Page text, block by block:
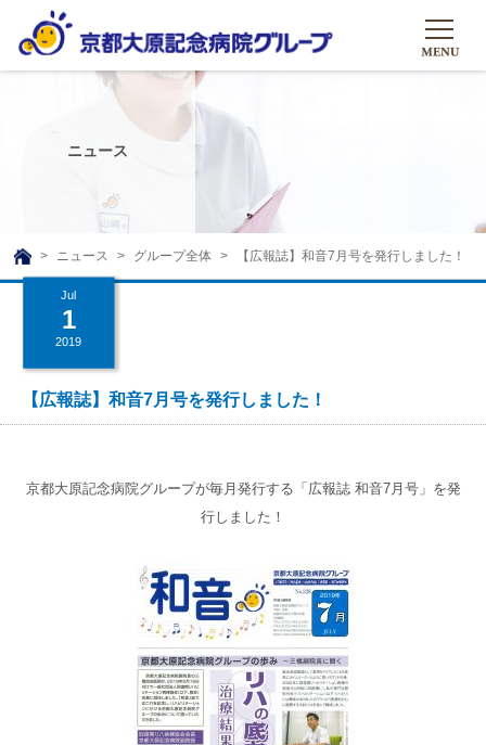
グループについて
グループについて
理事長挨拶
沿革ストーリー
基本的マインド
社会貢献活動
グループの取り組み
リハビリテーション
訪問サービス
通所サービス
大原のこと
メディア
ニュース
広報誌
お問い合わせ一覧
リハ病院
八瀬大原Ⅰ番館
ニュース
TOP
ニュース グループ全体 【広報誌】和音7月号を発行しました！
Jul
1
2019
【広報誌】和音7月号を発行しました！
京都大原記念病院グループが毎月発行する「広報誌 和音7月号」を発
行しました！